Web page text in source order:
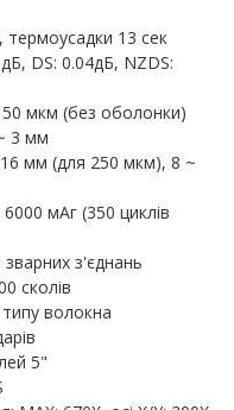
термоусадки 13 сек
DS: 0.04дБ, NZDS:
мкм (без оболонки)
3 мм
мм (для 250 мкм), 8 ~
мАг (350 циклів
з'єднань
сколів
волокна
5"